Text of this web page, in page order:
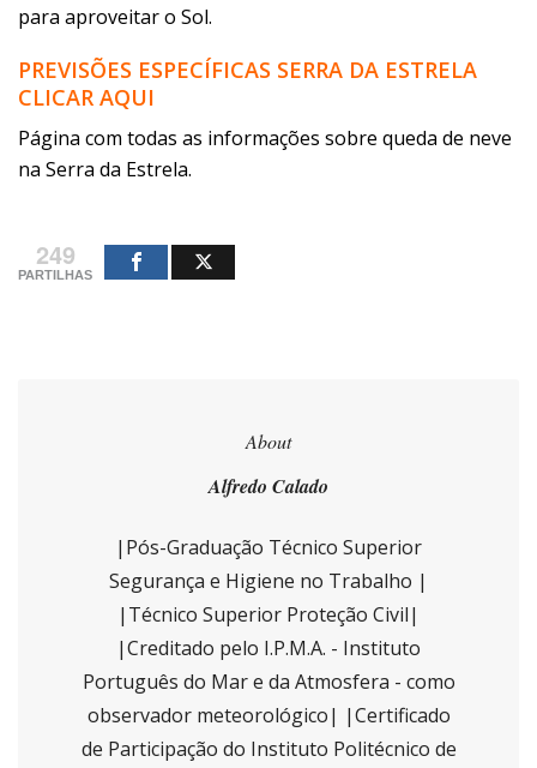
para aproveitar o Sol.
PREVISÕES ESPECÍFICAS SERRA DA ESTRELA
CLICAR AQUI
Página com todas as informações sobre queda de neve
na Serra da Estrela.
249
PARTILHAS
About
Alfredo Calado
|Pós-Graduação Técnico Superior
Segurança e Higiene no Trabalho |
|Técnico Superior Proteção Civil|
|Creditado pelo I.P.M.A. - Instituto
Português do Mar e da Atmosfera - como
observador meteorológico| |Certificado
de Participação do Instituto Politécnico de